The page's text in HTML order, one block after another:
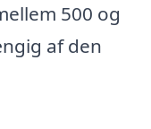
500 og
af den